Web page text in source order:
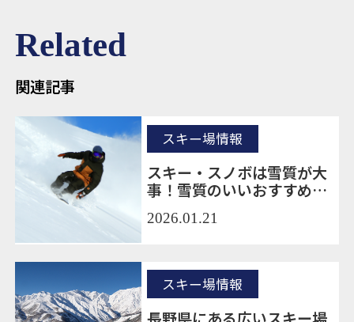
Related
関連記事
スキー・スノボは雪質が大
事！雪質のいいおすすめの
スキー場10選をご紹介！
スキー場情報
2026.01.21
スキー場情報